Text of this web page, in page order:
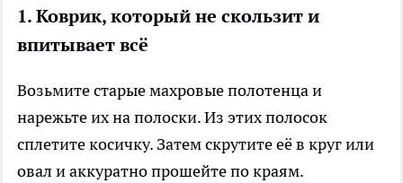
1. Коврик, который не скользит и
впитывает всё
Возьмите старые махровые полотенца и
нарежьте их на полоски. Из этих полосок
сплетите косичку. Затем скрутите её в круг или
овал и аккуратно прошейте по краям.